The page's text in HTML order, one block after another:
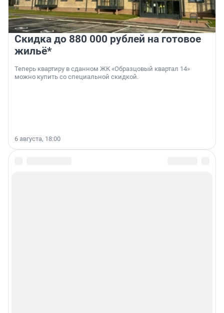
Скидка до 880 000 рублей на готовое
жильё*
Теперь квартиру в сданном ЖК «Образцовый квартал 14»
можно купить со специальной скидкой.
6 августа, 18:00